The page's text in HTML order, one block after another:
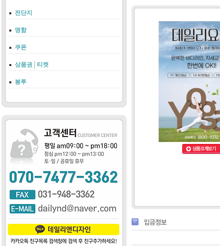
당사 고객센터 1800-3312로 연락주셔야 누락되지 않습니다.
항상 친절과 신뢰로 고객님께 다가가는 데일리&디자인이 되겠습니다.
전단지
명함
쿠폰
상품권│티켓
봉투